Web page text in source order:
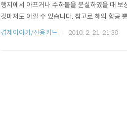
행지에서 아프거나 수하물을 분실하였을 때
것마저도 아낄 수 있습니다. 참고로 해외 항공
번 포함해서 비교해보세요~
경제이야기/신용카드 2010. 2. 21. 21:38